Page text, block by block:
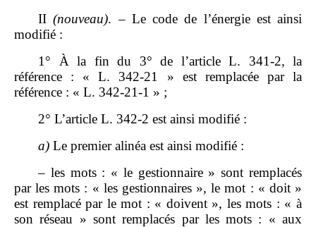
II (nouveau). – Le code de l’énergie est ainsi
modifié :
1° À la fin du 3° de l’article L. 341‑2, la
référence : « L. 342‑21 » est remplacée par la
référence : « L. 342‑21‑1 » ;
2° L’article L. 342‑2 est ainsi modifié :
a) Le premier alinéa est ainsi modifié :
– les mots : « le gestionnaire » sont remplacés
par les mots : « les gestionnaires », le mot : « doit »
est remplacé par le mot : « doivent », les mots : « à
son réseau » sont remplacés par les mots : « aux